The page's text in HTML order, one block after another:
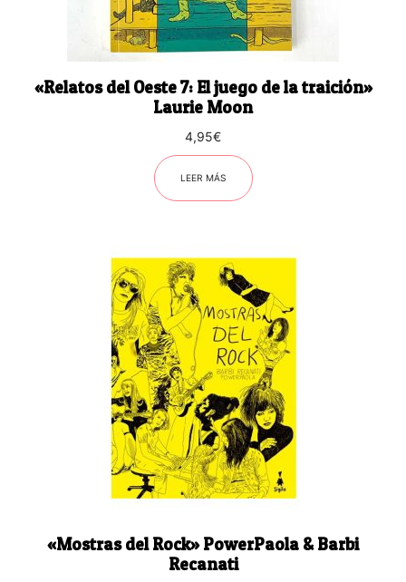
«Relatos del Oeste 7: El juego de la traición»
Laurie Moon
4,95€
LEER MÁS
«Mostras del Rock» PowerPaola & Barbi
Recanati